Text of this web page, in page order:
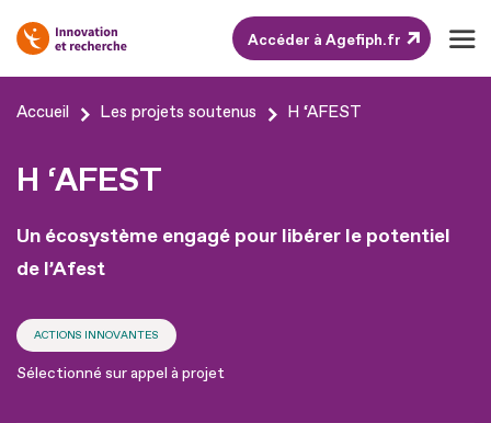
Aller
contenu
au
pied
page
Accéder à Agefiph.fr
Accueil Les projets soutenus H ‘AFEST
H ‘AFEST
Un écosystème engagé pour libérer le potentiel
de l’Afest
ACTIONS INNOVANTES
Sélectionné sur appel à projet